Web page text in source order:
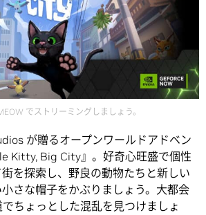
でストリーミングしましょう。
が贈るオープンワールドアドベン
Kitty, Big City』。好奇心旺盛で個性
を探索し、野良の動物たちと新しい
さな帽子をかぶりましょう。大都会
ちょっとした混乱を見つけましょ